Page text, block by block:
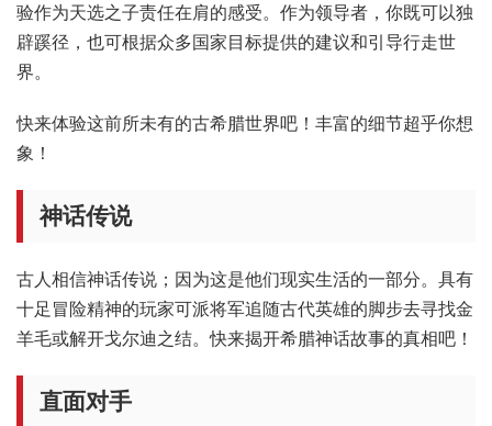
验作为天选之子责任在肩的感受。作为领导者，你既可以独
辟蹊径，也可根据众多国家目标提供的建议和引导行走世
界。
快来体验这前所未有的古希腊世界吧！丰富的细节超乎你想
象！
神话传说
古人相信神话传说；因为这是他们现实生活的一部分。具有
十足冒险精神的玩家可派将军追随古代英雄的脚步去寻找金
羊毛或解开戈尔迪之结。快来揭开希腊神话故事的真相吧！
直面对手